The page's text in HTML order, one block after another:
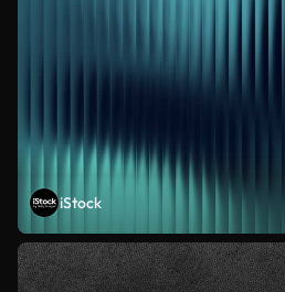
iStock